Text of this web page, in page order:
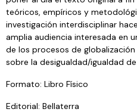
teóricos, empíricos y
investigación interdisciplinar
amplia audiencia interesada en
de los procesos de
sobre la desigualdad/igualdad
Formato: Libro Físico
Editorial: Bellaterra